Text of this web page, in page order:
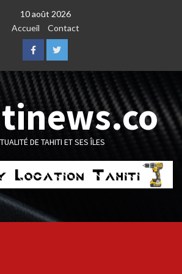
10 août 2026
Accueil
Contact
FacebookTwitter
DE TAHITI ET SES ÎLES